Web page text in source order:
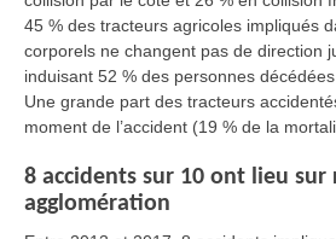
45 % des tracteurs agricoles impliqués
corporels ne changent pas de direction
induisant 52 % des personnes
Une grande part des tracteurs
moment de l’accident (19 % de la
8 accidents sur 10 ont lieu sur
agglomération